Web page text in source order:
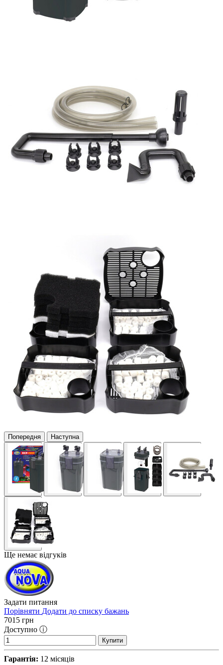
Попередня Наступна
Ще немає відгуків
Задати питання
Порівняти Додати до списку бажань
7015 грн
Доступно ⓘ
Купити
Гарантія: 12 місяців